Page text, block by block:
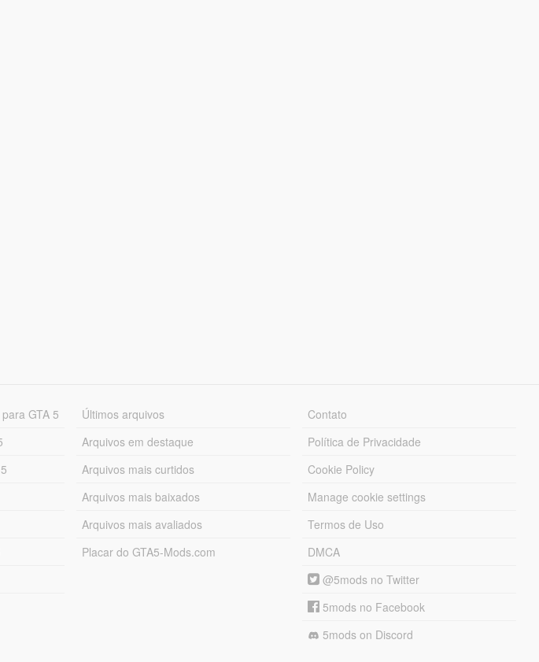
GTA 5
Últimos arquivos
Arquivos em destaque
Arquivos mais curtidos
Arquivos mais baixados
Arquivos mais avaliados
Placar do GTA5-Mods.com
Contato
Política de Privacidade
Cookie Policy
Manage cookie settings
Termos de Uso
DMCA
@5mods no Twitter
5mods no Facebook
5mods on Discord